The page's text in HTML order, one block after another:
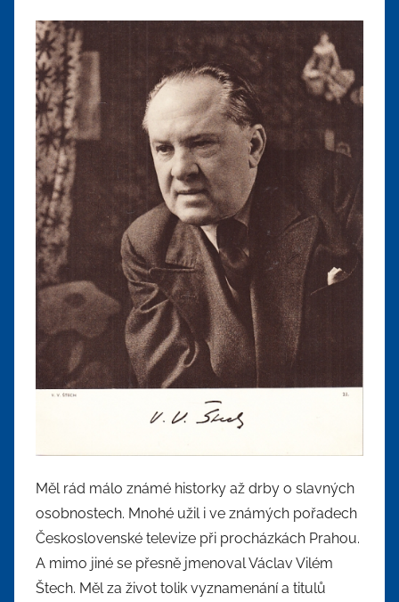
Měl rád málo známé historky až drby o slavných
osobnostech. Mnohé užil i ve známých pořadech
Československé televize při procházkách Prahou.
A mimo jiné se přesně jmenoval Václav Vilém
Štech. Měl za život tolik vyznamenání a titulů